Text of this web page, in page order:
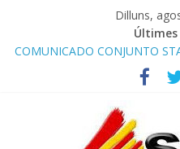
Dilluns,
COMUNICADO CONJUNTO
Comunicado STAC/ ATC de la
‘Esquadra del aeropuerto de
Programa de Radio TAXI
STAC/ATC SOLICITAN TAULA